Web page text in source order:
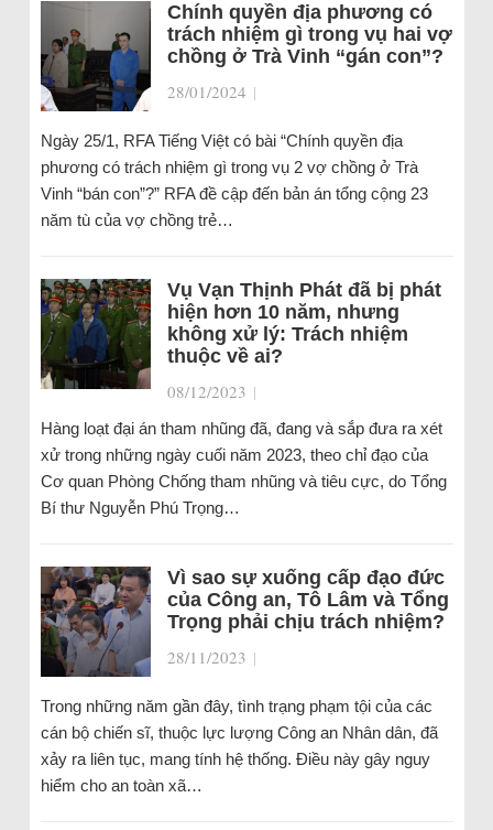
Chính quyền địa phương có
trách nhiệm gì trong vụ hai vợ
chồng ở Trà Vinh “gán con”?
28/01/2024 |
Ngày 25/1, RFA Tiếng Việt có bài “Chính quyền địa
phương có trách nhiệm gì trong vụ 2 vợ chồng ở Trà
Vinh “bán con”?” RFA đề cập đến bản án tổng cộng 23
năm tù của vợ chồng trẻ…
Vụ Vạn Thịnh Phát đã bị phát
hiện hơn 10 năm, nhưng
không xử lý: Trách nhiệm
thuộc về ai?
08/12/2023 |
Hàng loạt đại án tham nhũng đã, đang và sắp đưa ra xét
xử trong những ngày cuối năm 2023, theo chỉ đạo của
Cơ quan Phòng Chống tham nhũng và tiêu cực, do Tổng
Bí thư Nguyễn Phú Trọng…
Vì sao sự xuống cấp đạo đức
của Công an, Tô Lâm và Tổng
Trọng phải chịu trách nhiệm?
28/11/2023 |
Trong những năm gần đây, tình trạng phạm tội của các
cán bộ chiến sĩ, thuộc lực lượng Công an Nhân dân, đã
xảy ra liên tục, mang tính hệ thống. Điều này gây nguy
hiểm cho an toàn xã…